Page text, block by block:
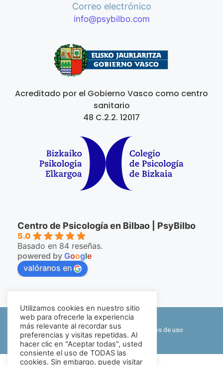
Correo electrónico
info@psybilbo.com
Acreditado por el Gobierno Vasco como centro
sanitario
48 C.2.2. 12017
Centro de Psicología en Bilbao | PsyBilbo
5.0
Basado en 84 reseñas.
powered by Google
valóranos en
©2026 PsyBilbo
Política de privacidad y cookies
Términos de uso
Mapa web
Utilizamos cookies en nuestro sitio
web para ofrecerle la experiencia
más relevante al recordar sus
preferencias y visitas repetidas. Al
hacer clic en "Aceptar todas", usted
consiente el uso de TODAS las
cookies. Sin embargo, puede visitar